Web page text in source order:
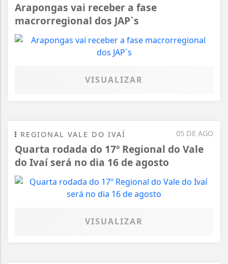
Arapongas vai receber a fase
macrorregional dos JAP`s
VISUALIZAR
05 DE AGO
REGIONAL VALE DO IVAÍ
Quarta rodada do 17º Regional do Vale
do Ivaí será no dia 16 de agosto
VISUALIZAR